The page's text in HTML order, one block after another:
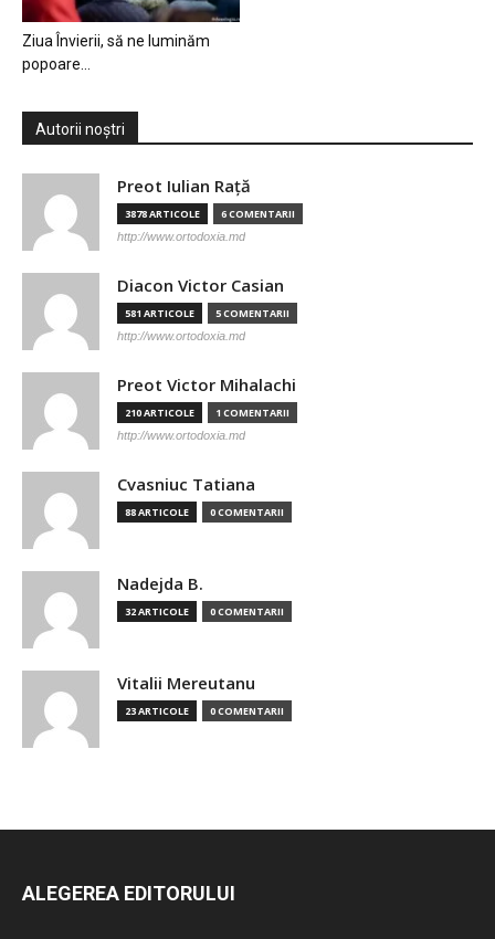
Ziua Învierii, să ne luminăm
popoare…
Autorii noștri
Preot Iulian Raţă
3878 ARTICOLE 6 COMENTARII
http://www.ortodoxia.md
Diacon Victor Casian
581 ARTICOLE 5 COMENTARII
http://www.ortodoxia.md
Preot Victor Mihalachi
210 ARTICOLE 1 COMENTARII
http://www.ortodoxia.md
Cvasniuc Tatiana
88 ARTICOLE 0 COMENTARII
Nadejda B.
32 ARTICOLE 0 COMENTARII
Vitalii Mereutanu
23 ARTICOLE 0 COMENTARII
ALEGEREA EDITORULUI